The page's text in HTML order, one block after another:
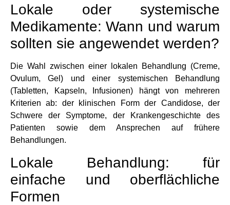
Lokale oder systemische
Medikamente: Wann und warum
sollten sie angewendet werden?
Die Wahl zwischen einer lokalen Behandlung (Creme,
Ovulum, Gel) und einer systemischen Behandlung
(Tabletten, Kapseln, Infusionen) hängt von mehreren
Kriterien ab: der klinischen Form der Candidose, der
Schwere der Symptome, der Krankengeschichte des
Patienten sowie dem Ansprechen auf frühere
Behandlungen.
Lokale Behandlung: für
einfache und oberflächliche
Formen